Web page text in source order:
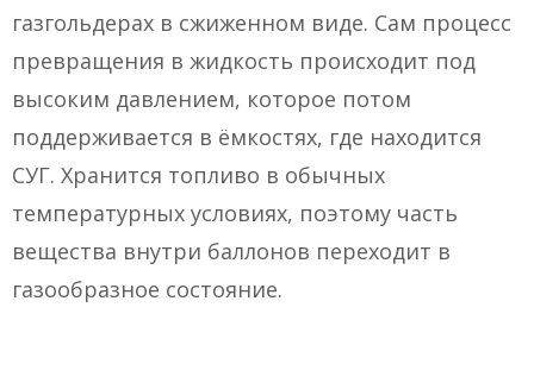
газгольдерах в сжиженном виде. Сам процесс
превращения в жидкость происходит под
высоким давлением, которое потом
поддерживается в ёмкостях, где находится
СУГ. Хранится топливо в обычных
температурных условиях, поэтому часть
вещества внутри баллонов переходит в
газообразное состояние.